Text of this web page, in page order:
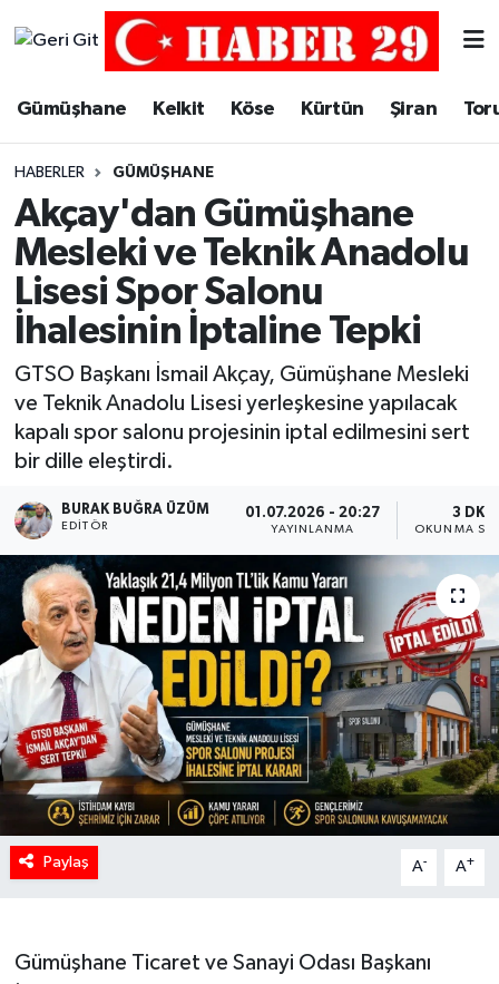
Gümüşhane Kelkit Köse Kürtün Şiran
HABERLER GÜMÜŞHANE
Akçay'dan Gümüşhane
Mesleki ve Teknik Anadolu
Lisesi Spor Salonu
İhalesinin İptaline Tepki
GTSO Başkanı İsmail Akçay, Gümüşhane Mesleki
ve Teknik Anadolu Lisesi yerleşkesine yapılacak
kapalı spor salonu projesinin iptal edilmesini sert
bir dille eleştirdi.
BURAK BUĞRA ÜZÜM
EDITÖR
01.07.2026 - 20:27
YAYINLANMA
3 DK
OKUNMA
Paylaş A- A+
Gümüşhane Ticaret ve Sanayi Odası Başkanı
Merkez Trafik Yoğunluk Haritası
Süper Lig Puan Durumu ve Fikstür
Tüm Manşetler
Son Dakika Haberleri
Haber Arşivi